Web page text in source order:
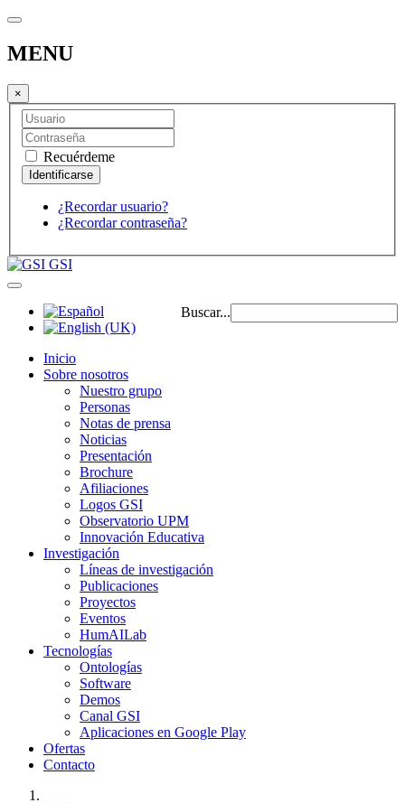
MENU
×
Recuérdeme
¿Recordar usuario?
¿Recordar contraseña?
GSI
Buscar...
Inicio
Sobre nosotros
Nuestro grupo
Personas
Notas de prensa
Noticias
Presentación
Brochure
Afiliaciones
Logos GSI
Observatorio UPM
Innovación Educativa
Investigación
Líneas de investigación
Publicaciones
Proyectos
Eventos
HumAILab
Tecnologías
Ontologías
Software
Demos
Canal GSI
Aplicaciones en Google Play
Ofertas
Contacto